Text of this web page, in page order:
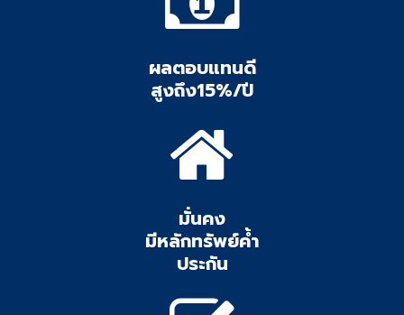
ผลตอบแทนดี
สูงถึง15%/ปี
มั่นคง
มีหลักทรัพย์ค้ำ
ประกัน